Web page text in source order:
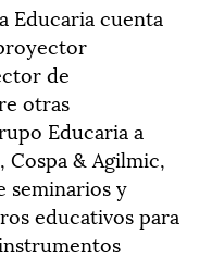
Educaria cuenta
de
otras
Educaria a
Cospa & Agilmic,
seminarios y
educativos para